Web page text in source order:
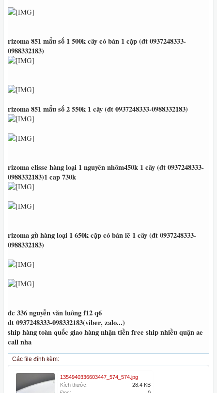
rizoma 851 mẩu số 1 500k cây có bán 1 cặp (đt 0937248333-
0988332183)
rizoma 851 mẩu số 2 550k 1 cây (đt 0937248333-0988332183)
rizoma elisse hàng loại 1 nguyên nhôm450k 1 cây (đt 0937248333-
0988332183)1 cap 730k
rizoma gù hàng loại 1 650k cặp có bán lẽ 1 cây (đt 0937248333-
0988332183)
đc 336 nguyễn văn luông f12 q6
đt 0937248333-098332183(viber, zalo...)
ship hàng toàn quốc giao hàng nhận tiền free ship nhiều quận ae
call nha
Các file đính kèm:
1354940336603447_574_574.jpg
Kích thước:
28.4 KB